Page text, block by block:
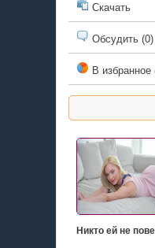
Скачать
Обсудить (0)
В избранное
Никто ей не